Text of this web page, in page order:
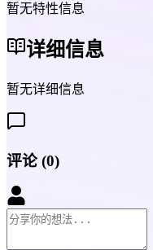
暂无特性信息
详细信息
暂无详细信息
评论 (0)